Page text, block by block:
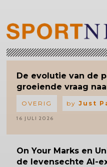
De evolutie van de
groeiende vraag
OVERIG by Just
16 JULI 2026
On Your Marks en
de levensechte AI-